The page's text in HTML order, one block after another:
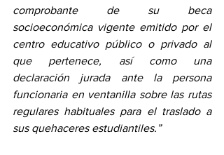
comprobante de su beca
socioeconómica vigente emitido por el
centro educativo público o privado al
que pertenece, así como una
declaración jurada ante la persona
funcionaria en ventanilla sobre las rutas
regulares habituales para el traslado a
sus quehaceres estudiantiles.”